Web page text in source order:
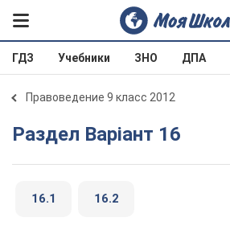
ГДЗ Учебники ЗНО ДПА
Правоведение 9 класс 2012
Раздел Варіант 16
16.1 16.2